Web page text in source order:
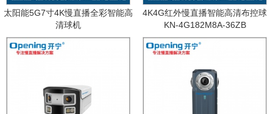
太阳能5G7寸4K慢直播全彩智能高
清球机
4K4G红外慢直播智能高清布控球
KN-4G182M8A-36ZB